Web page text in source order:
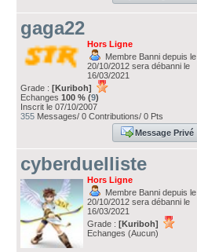
gaga22
Hors Ligne
Membre Banni depuis le
20/10/2012 sera débanni le
16/03/2021
Grade : [Kuriboh]
Echanges 100 % (9)
Inscrit le 07/10/2007
355 Messages/ 0 Contributions/ 0 Pts
Message Privé
cyberduelliste
Hors Ligne
Membre Banni depuis le
20/10/2012 sera débanni le
16/03/2021
Grade : [Kuriboh]
Echanges (Aucun)